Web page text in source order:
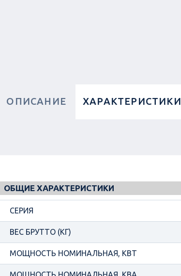
ОПИСАНИЕ ХАРАКТЕРИСТИКИ
ОБЩИЕ ХАРАКТЕРИСТИКИ
СЕРИЯ
ВЕС БРУТТО (КГ)
МОЩНОСТЬ НОМИНАЛЬНАЯ, КВТ